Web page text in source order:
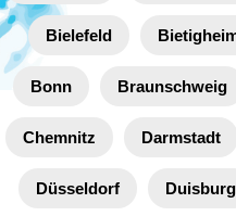
Bielefeld
Bonn Braunschweig
Chemnitz Darmstadt
Düsseldorf Duisburg